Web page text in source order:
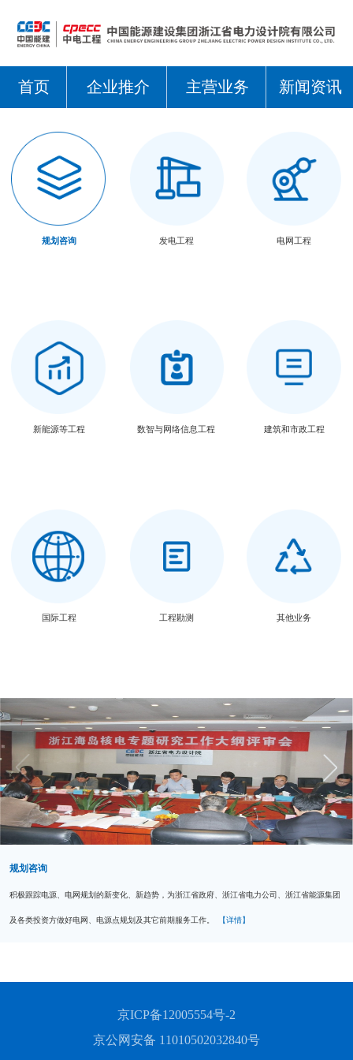
首页 企业推介 主营业务 新闻资讯
规划咨询 发电工程 电网工程
新能源等工程 数智与网络信息工程 建筑和市政工程
国际工程 工程勘测 其他业务
规划咨询
积极跟踪电源、电网规划的新变化、新趋势，为浙江省政府、浙江省电力公司、浙江省能源集团
及各类投资方做好电网、电源点规划及其它前期服务工作。 【详情】
京ICP备12005554号-2
京公网安备 11010502032840号